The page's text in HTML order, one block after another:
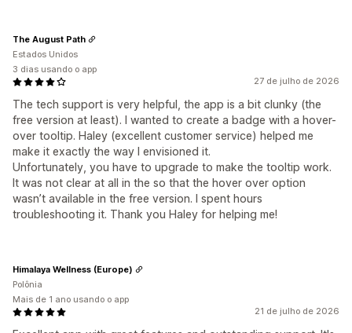
27 de julho de 2026
The tech support is very helpful, the app is a bit clunky (the
free version at least). I wanted to create a badge with a hover-
over tooltip. Haley (excellent customer service) helped me
make it exactly the way I envisioned it.
Unfortunately, you have to upgrade to make the tooltip work.
It was not clear at all in the so that the hover over option
wasn’t available in the free version. I spent hours
troubleshooting it. Thank you Haley for helping me!
The August Path
Estados Unidos
3 dias usando o app
21 de julho de 2026
Himalaya Wellness (Europe)
Polônia
Mais de 1 ano usando o app